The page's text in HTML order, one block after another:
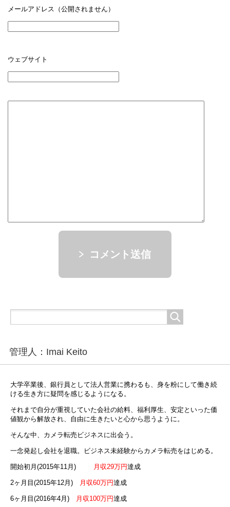
メールアドレス（公開されません）
ウェブサイト
コメント送信
管理人：Imai Keito
大学卒業後、銀行員として法人営業に携わるも、身を粉にして働き続
ける生き方に疑問を感じるようになる。
それまで自分が重視していた会社の給料、福利厚生、安定といった価
値観から解放され、自由に生きたいと心から思うように。
そんな中、カメラ転売ビジネスに出会う。
一念発起し会社を退職。ビジネス未経験からカメラ転売をはじめる。
開始初月(2015年11月) 月収29万円達成
2ヶ月目(2015年12月) 月収60万円達成
6ヶ月目(2016年4月) 月収100万円達成